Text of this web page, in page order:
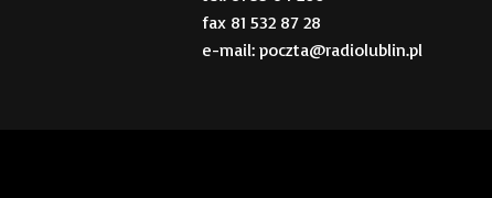
fax 81 532 87 28
e-mail: poczta@radiolublin.pl